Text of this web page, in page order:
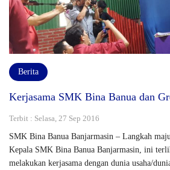
Berita
Kerjasama SMK Bina Banua dan
Terbit : Selasa, 27 Sep 2016
SMK Bina Banua Banjarmasin – Langkah
Kepala SMK Bina Banua Banjarmasin, ini
melakukan kerjasama dengan dunia usaha/